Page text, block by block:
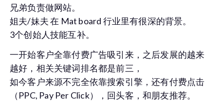
兄弟负责做网站。
姐夫/妹夫 在 Mat board 行业里有很深的背景。
3个创始人技能互补。
一开始客户全靠付费广告吸引来，之后发展的越来
越好，相关关键词排名都是前三，
如今客户来源不完全依靠搜索引擎，还有付费点击
（PPC, Pay Per Click），回头客，和朋友推荐。